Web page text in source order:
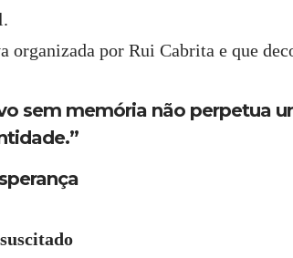
organizada por Rui Cabrita e que
sem memória não perpetua